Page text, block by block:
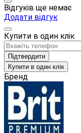
Відгуків ще немає
Додати відгук
Купити в один клік
Підтвердити
Купити в один клік
Бренд